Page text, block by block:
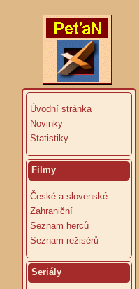
Úvodní stránka
Novinky
Statistiky
Filmy
České a slovenské
Zahraniční
Seznam herců
Seznam režisérů
Seriály